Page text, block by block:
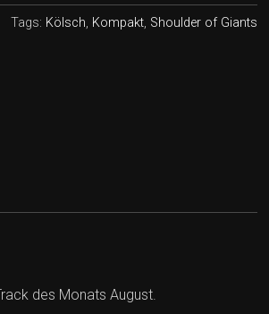
Tags: Kölsch, Kompakt, Shoulder of Giants
des Monats August.